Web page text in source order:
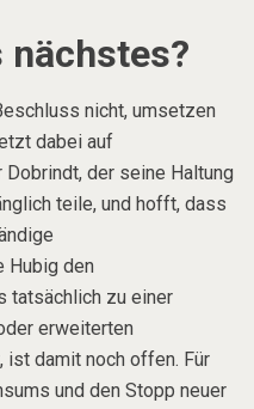
nächstes?
nicht, umsetzen
dabei auf
der seine Haltung
teile, und hofft, dass
Hubig den
tatsächlich zu einer
erweiterten
damit noch offen. Für
und den Stopp neuer